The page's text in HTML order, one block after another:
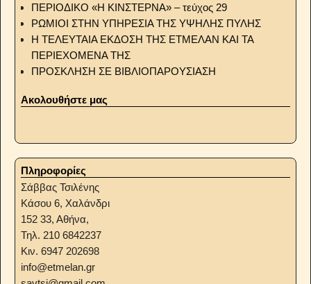
ΠΕΡΙΟΔΙΚΟ «Η ΚΙΝΣΤΕΡΝΑ» – τεύχος 29
ΡΩΜΙΟΙ ΣΤΗΝ ΥΠΗΡΕΣΙΑ ΤΗΣ ΥΨΗΛΗΣ ΠΥΛΗΣ
Η ΤΕΛΕΥΤΑΙΑ ΕΚΔΟΣΗ ΤΗΣ ΕΤΜΕΛΑΝ ΚΑΙ ΤΑ
ΠΕΡΙΕΧΟΜΕΝΑ ΤΗΣ
ΠΡΟΣΚΛΗΣΗ ΣΕ ΒΙΒΛΙΟΠΑΡΟΥΣΙΑΣΗ
Ακολουθήστε μας
Πληροφορίες
Σάββας Τσιλένης
Κάσου 6, Χαλάνδρι
152 33, Αθήνα,
Τηλ. 210 6842237
Κιν. 6947 202698
info@etmelan.gr